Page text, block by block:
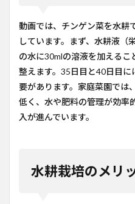
動画では、チンゲン菜を水耕
しています。まず、水耕液（
の水に30mlの溶液を加えるこ
整えます。35日目と40日目
要があります。家庭菜園では
低く、水や肥料の管理が効率
入が進んでいます。
水耕栽培のメリ